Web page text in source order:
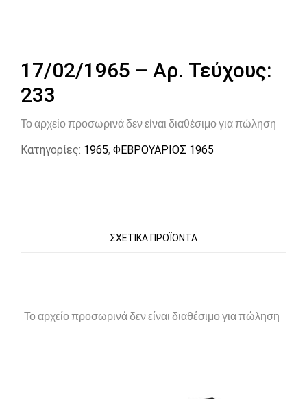
17/02/1965 – Αρ. Τεύχους:
233
Το αρχείο προσωρινά δεν είναι διαθέσιμο για πώληση
Κατηγορίες: 1965, ΦΕΒΡΟΥΑΡΙΟΣ 1965
ΣΧΕΤΙΚΆ ΠΡΟΪΌΝΤΑ
Το αρχείο προσωρινά δεν είναι διαθέσιμο για πώληση